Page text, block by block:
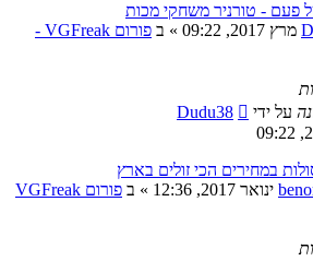
פעם - טורניר משחקי מכות
» ב
פורום VGFreak -
על ידי
Dudu38
במחירים הכי זולים בארץ
» ב
פורום VGFreak